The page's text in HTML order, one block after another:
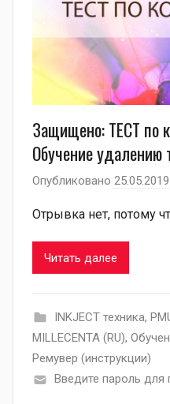
Защищено: ТЕСТ по
Обучение удалению
Опубликовано 25.05.2019
Отрывка нет, потому
Читать далее
INKJECT техника,
MILLECENTA (RU),
Ремувер (инструкции)
Введите пароль для